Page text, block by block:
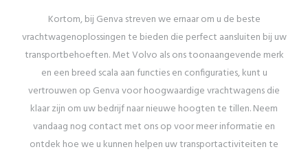
Kortom, bij Genva streven we ernaar om u de beste
vrachtwagenoplossingen te bieden die perfect aansluiten bij uw
transportbehoeften. Met Volvo als ons toonaangevende merk
en een breed scala aan functies en configuraties, kunt u
vertrouwen op Genva voor hoogwaardige vrachtwagens die
klaar zijn om uw bedrijf naar nieuwe hoogten te tillen. Neem
vandaag nog contact met ons op voor meer informatie en
ontdek hoe we u kunnen helpen uw transportactiviteiten te